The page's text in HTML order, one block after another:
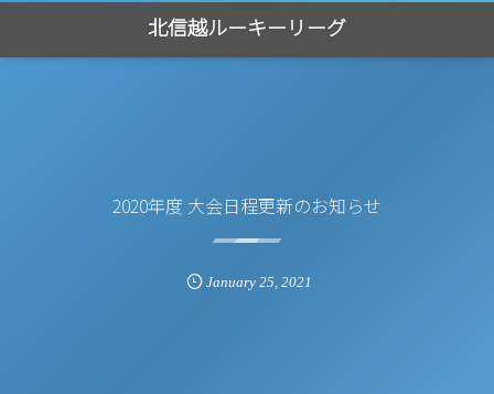
北信越ルーキーリーグ
2020年度 大会日程更新のお知らせ
January 25, 2021